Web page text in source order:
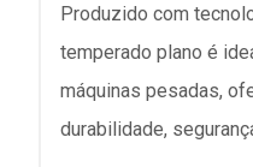
Produzido com
temperado plano é
máquinas pesadas,
durabilidade,